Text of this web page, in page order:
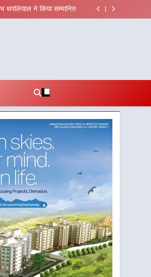
बने इस अभियान का हिस्सा
थपलियाल ने किया सम्मानित
आयोजित करेगा रोजगार मेले
ने किया सम्मानित